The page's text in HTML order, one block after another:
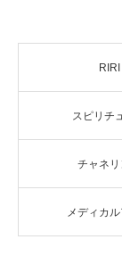
RIRI
スピリチ
チャネ
メディカ